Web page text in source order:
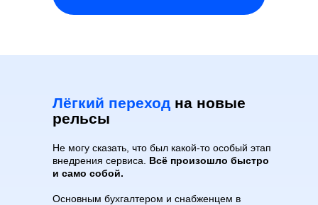
Лёгкий переход на новые
рельсы
Не могу сказать, что был какой-то особый этап
внедрения сервиса. Всё произошло быстро
и само собой.
Основным бухгалтером и снабженцем в